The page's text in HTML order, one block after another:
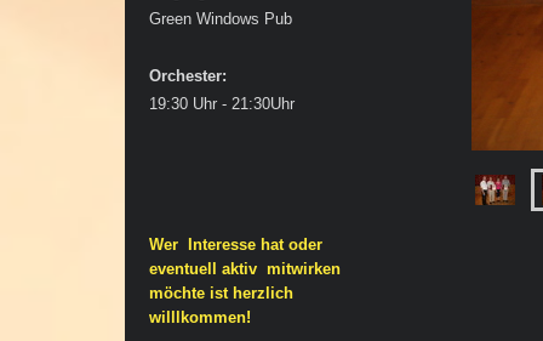
Green Windows Pub
Orchester:
19:30 Uhr - 21:30Uhr
Wer Interesse hat oder
eventuell aktiv mitwirken
möchte ist herzlich
willlkommen!